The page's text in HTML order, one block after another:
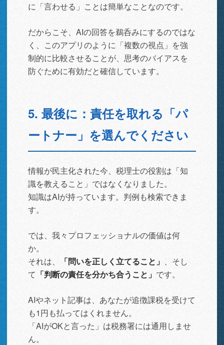
に「言わせる」ことは簡単なことなのです。
だからこそ、AIの回答を鵜呑みにするのではな
く、このアプリのように「複数の視点」を強
制的に比較させることが、思考のバイアスを
防ぐために有効だと確信しています。
5. 最後に：責任を取れる「パ
ートナー」を選んでください
情報が民主化された今、税理士の役割は「知
識を教えること」ではなくなりました。
知識はAIが持っています。判例も検索できま
す。
では、我々プロフェッショナルの価値は何
か。
それは、
「問いを正しく立てること」 、そし
て 「判断の責任を分かち合うこと」 です。
AIやネット記事は、あなたが追徴課税を受けて
も1円も払ってはくれません。
「AIがOKと言った」は税務署には通用しませ
ん。